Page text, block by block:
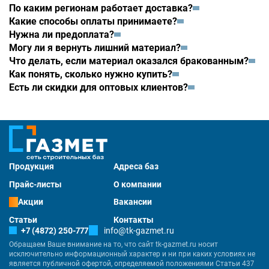
По каким регионам работает доставка?
Какие способы оплаты принимаете?
Нужна ли предоплата?
Могу ли я вернуть лишний материал?
Что делать, если материал оказался бракованным?
Как понять, сколько нужно купить?
Есть ли скидки для оптовых клиентов?
Продукция
Адреса баз
Прайс-листы
О компании
Акции
Вакансии
Статьи
Контакты
+7 (4872) 250-777
info@tk-gazmet.ru
Обращаем Ваше внимание на то, что сайт tk-gazmet.ru носит
исключительно информационный характер и ни при каких условиях не
является публичной офертой, определяемой положениями Статьи 437